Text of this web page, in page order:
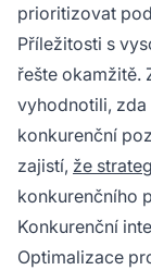
prioritizovat
Příležitosti s
řešte okamžitě.
vyhodnotili, zda
konkurenční
zajistí, že
konkurenčního
Konkurenční
Optimalizace